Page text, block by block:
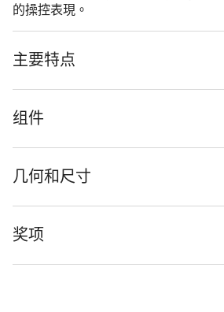
的操控表現。
主要特点
组件
几何和尺寸
奖项